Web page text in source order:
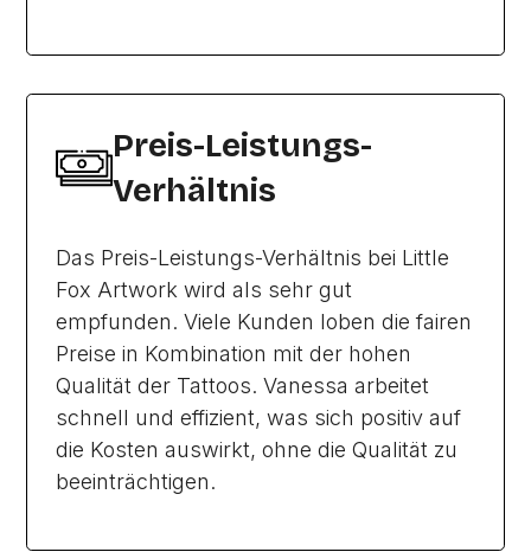
Preis-Leistungs-
Verhältnis
Das Preis-Leistungs-Verhältnis bei Little
Fox Artwork wird als sehr gut
empfunden. Viele Kunden loben die fairen
Preise in Kombination mit der hohen
Qualität der Tattoos. Vanessa arbeitet
schnell und effizient, was sich positiv auf
die Kosten auswirkt, ohne die Qualität zu
beeinträchtigen.